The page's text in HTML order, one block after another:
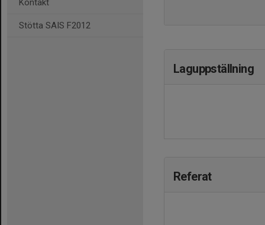
Kontakt
Stötta SAIS F2012
Laguppställning
Referat